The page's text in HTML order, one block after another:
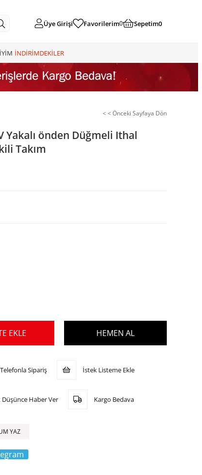
Üye Girişi Favorilerim0 Sepetim0
İNDİRİMDEKİLER
< < Önceki Sayfaya Dön
V Yakalı önden Düğmeli Ithal
Takım
Telefonla Sipariş İstek Listeme Ekle
Düşünce Haber Ver Kargo Bedava
YAZ